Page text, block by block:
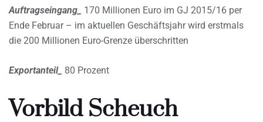
Auftragseingang_
170 Millionen Euro im GJ 2015/16 per
Ende Februar – im aktuellen Geschäftsjahr wird erstmals
die 200 Millionen Euro-Grenze überschritten
Exportanteil_ 80 Prozent
Vorbild Scheuch